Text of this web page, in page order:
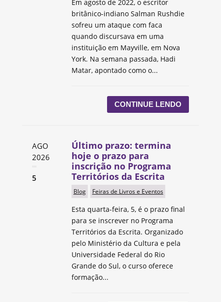
Em agosto de 2022, o escritor
britânico-indiano Salman Rushdie
sofreu um ataque com faca
quando discursava em uma
instituição em Mayville, em Nova
York. Na semana passada, Hadi
Matar, apontado como o...
CONTINUE LENDO
AGO
2026
5
Último prazo: termina
hoje o prazo para
inscrição no Programa
Territórios da Escrita
Blog Feiras de Livros e Eventos
Esta quarta-feira, 5, é o prazo final
para se inscrever no Programa
Territórios da Escrita. Organizado
pelo Ministério da Cultura e pela
Universidade Federal do Rio
Grande do Sul, o curso oferece
formação...